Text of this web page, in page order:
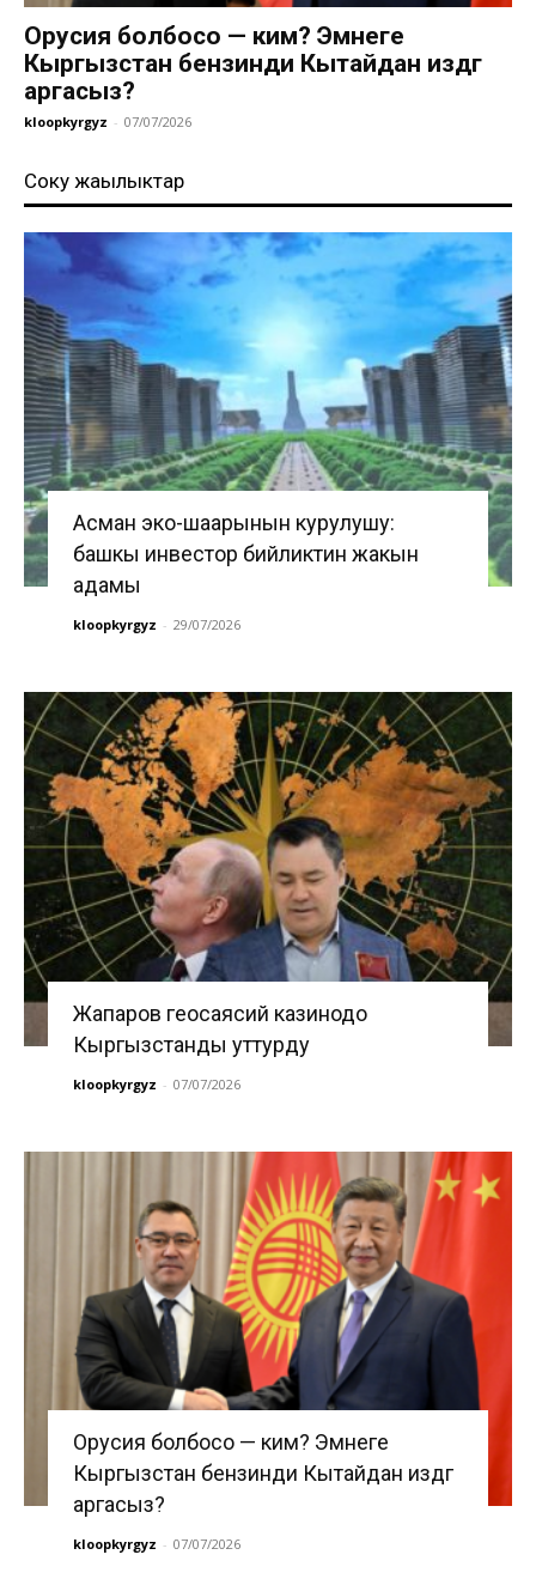
Орусия болбосо — ким? Эмнеге
Кыргызстан бензинди Кытайдан издөөгө
аргасыз?
kloopkyrgyz - 07/07/2026
Соңку жаңылыктар
Асман эко-шаарынын курулушу:
башкы инвестор бийликтин жакын
адамы
kloopkyrgyz - 29/07/2026
Жапаров геосаясий казинодо
Кыргызстанды уттурду
kloopkyrgyz - 07/07/2026
Орусия болбосо — ким? Эмнеге
Кыргызстан бензинди Кытайдан издөөгө
аргасыз?
kloopkyrgyz - 07/07/2026